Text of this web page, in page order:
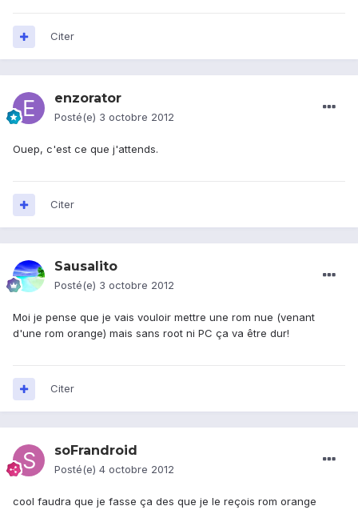
Citer
enzorator
Posté(e) 3 octobre 2012
Ouep, c'est ce que j'attends.
Citer
Sausalito
Posté(e) 3 octobre 2012
Moi je pense que je vais vouloir mettre une rom nue (venant
d'une rom orange) mais sans root ni PC ça va être dur!
Citer
soFrandroid
Posté(e) 4 octobre 2012
cool faudra que je fasse ça des que je le reçois rom orange